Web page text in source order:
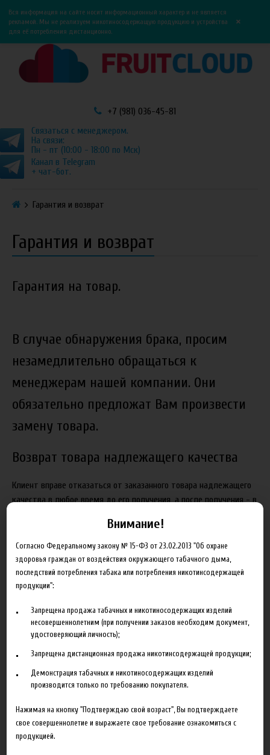
0
Вся информация на сайте носит информационный характер и не является
рекламой. Мы не реализуем никотиносодержащую продукцию и устройства
для её потребления дистанционно.
×
+7 (981) 036-45-81
Связаться с менеджером.
На связи:
Пн - пт (10:00 - 18:00 по Мск)
Канал в Telegram
+ чат-бот.
Гарантия и возврат
Гарантия и возврат
Гарантия на товар.
В случае обнаружения брака, просим
незамедлительно обращаться к
менеджерам нашей компании. Они
обязательно предложат Вам произвести
замену товара.
Возврат товара надлежащего качества
Клиент вправе отказаться от заказанного товара надлежащего
качества в любое время до его получения, а после получения - в
надлежащего качества возможен в случае, если сохранены его
товарный вид, потребительские свойства, а также документ,
подтверждающий факт и условия покупки указанного товара.
Если покупатель отказывается от товара, то интернет-магазин
исключением расходов продавца на доставку товара от клиента
до интернет-магазина.
Возврат товара ненадлежащего качества
Клиент может возвратить товар ненадлежащего качества
в течение гарантийного срока или срока годности. Клиент также
вправе потребовать замены товара ненадлежащего качества
либо устранения обнаруженных недостатков.
Внимание!
Согласно Федеральному закону № 15-ФЗ от 23.02.2013 "Об охране
здоровья граждан от воздействия окружающего табачного дыма,
последствий потребления табака или потребления никотинсодержащей
продукции":
Запрещена продажа табачных и никотиносодержащих изделий
несовершеннолетним (при получении заказов необходим документ,
удостоверяющий личность);
Запрещена дистанционная продажа никотинсодержащей продукции;
Демонстрация табачных и никотиносодержащих изделий
производится только по требованию покупателя.
Нажимая на кнопку "Подтверждаю свой возраст", Вы подтверждаете
свое совершеннолетие и выражаете свое требование ознакомиться с
продукцией.